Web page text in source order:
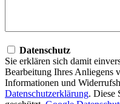
Datenschutz
Sie erklären sich damit
Bearbeitung Ihres Anliegens
Informationen und
Datenschutzerklärung. Diese